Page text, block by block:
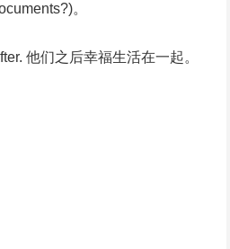
。
他们之后幸福生活在一起。